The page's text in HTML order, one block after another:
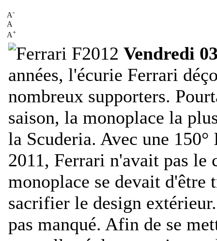
A-
A
A+
Vendredi
années, l'écurie Ferrari
nombreux supporters.
saison, la monoplace la
la Scuderia. Avec une
2011, Ferrari n'avait pas le
monoplace se devait d'être
sacrifier le design
pas manqué. Afin de se